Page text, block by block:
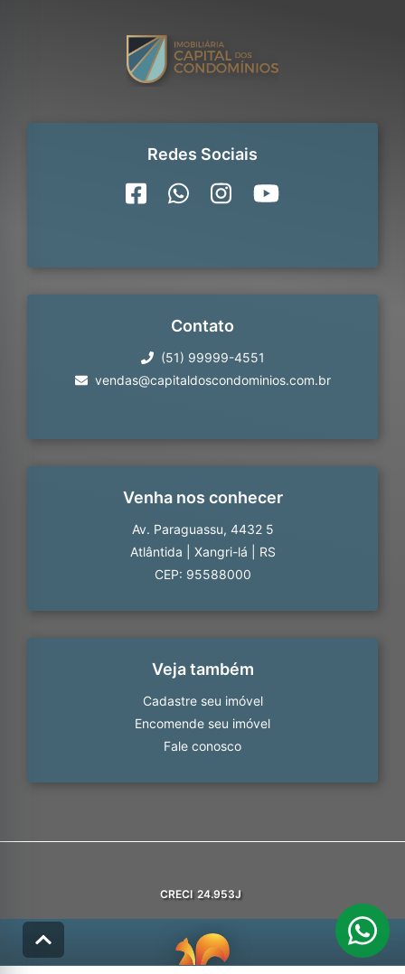
Redes Sociais
Contato
(51) 99999-4551
vendas@capitaldoscondominios.com.br
Venha nos conhecer
Av. Paraguassu, 4432 5
Atlântida
Xangri-lá
RS
CEP: 95588000
Veja também
Cadastre seu imóvel
Encomende seu imóvel
Fale conosco
CRECI 24.953J